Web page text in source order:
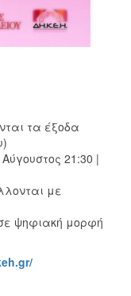
τα έξοδα
21:30 |
με
ψηφιακή μορφή